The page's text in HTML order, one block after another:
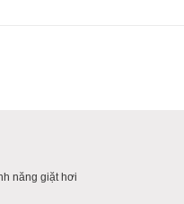
năng giặt hơi